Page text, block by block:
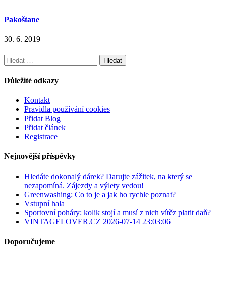
Pakoštane
30. 6. 2019
Vyhledávání
Důležité odkazy
Kontakt
Pravidla používání cookies
Přidat Blog
Přidat článek
Registrace
Nejnovější příspěvky
Hledáte dokonalý dárek? Darujte zážitek, na který se
nezapomíná. Zájezdy a výlety vedou!
Greenwashing: Co to je a jak ho rychle poznat?
Vstupní hala
Sportovní poháry: kolik stojí a musí z nich vítěz platit daň?
VINTAGELOVER.CZ 2026-07-14 23:03:06
Doporučujeme